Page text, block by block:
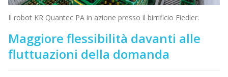
Il robot KR Quantec PA in azione presso il birrificio Fiedler.
Maggiore flessibilità davanti alle
fluttuazioni della domanda